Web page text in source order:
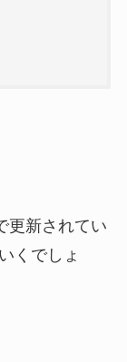
更新されてい
くでしょ